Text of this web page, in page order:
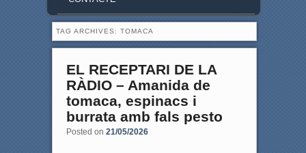
TAG ARCHIVES: TOMACA
EL RECEPTARI DE LA
RÀDIO – Amanida de
tomaca, espinacs i
burrata amb fals pesto
Posted on 21/05/2026